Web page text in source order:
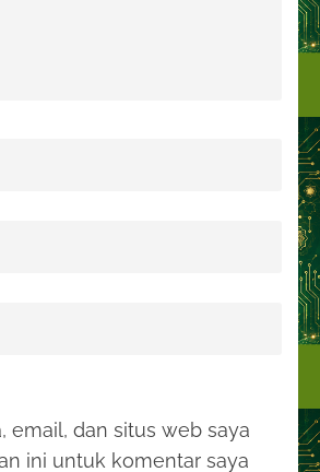
email, dan situs web saya
ini untuk komentar saya